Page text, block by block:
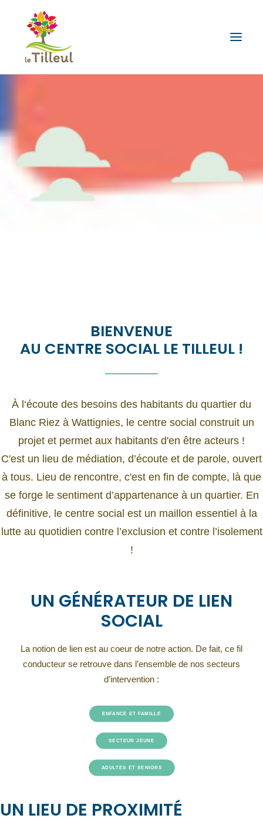
ADULTES ET SENIORS
CONTACTEZ-NOUS
BIENVENUE
AU CENTRE SOCIAL LE TILLEUL !
À l‘écoute des besoins des habitants du quartier du
Blanc Riez à Wattignies, le centre social construit un
projet et permet aux habitants d'en être acteurs !
C'est un lieu de médiation, d’écoute et de parole, ouvert
à tous. Lieu de rencontre, c'est en fin de compte, là que
se forge le sentiment d’appartenance à un quartier. En
définitive, le centre social est un maillon essentiel à la
lutte au quotidien contre l’exclusion et contre l’isolement
!
UN GÉNÉRATEUR DE LIEN
SOCIAL
La notion de lien est au coeur de notre action. De fait, ce fil
conducteur se retrouve dans l’ensemble de nos secteurs
d’intervention :
ENFANCE ET FAMILLE
SECTEUR JEUNE
ADULTES ET SENIORS
UN LIEU DE PROXIMITÉ